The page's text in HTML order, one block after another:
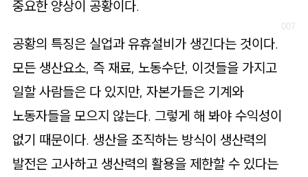
중요한 양상이 공황이다.
공황의 특징은 실업과 유휴설비가 생긴다는 것이다.
모든 생산요소, 즉 재료, 노동수단, 이것들을 가지고
일할 사람들은 다 있지만, 자본가들은 기계와
노동자들을 모으지 않는다. 그렇게 해 봐야 수익성이
없기 때문이다. 생산을 조직하는 방식이 생산력의
발전은 고사하고 생산력의 활용을 제한할 수 있다는